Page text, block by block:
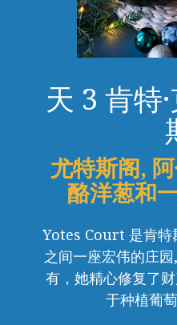
天 3 肯特
尤特斯阁,
酪洋葱和
Yotes Court 是肯特
之间一座宏伟的庄
有，她精心修复了
于种植葡